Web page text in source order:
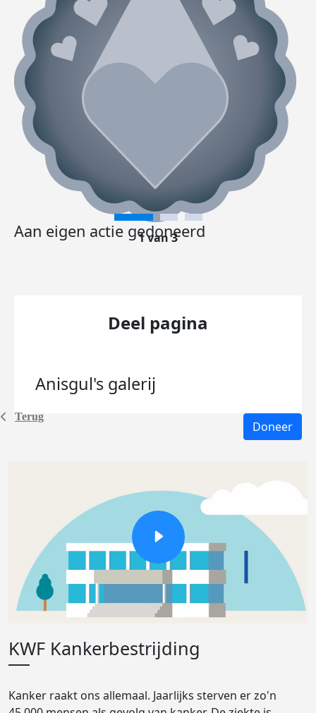
Terug
Aan eigen actie gedoneerd
1 van 3
Deel pagina
Anisgul's galerij
Doneer
KWF Kankerbestrijding
Kanker raakt ons allemaal. Jaarlijks sterven er zo'n